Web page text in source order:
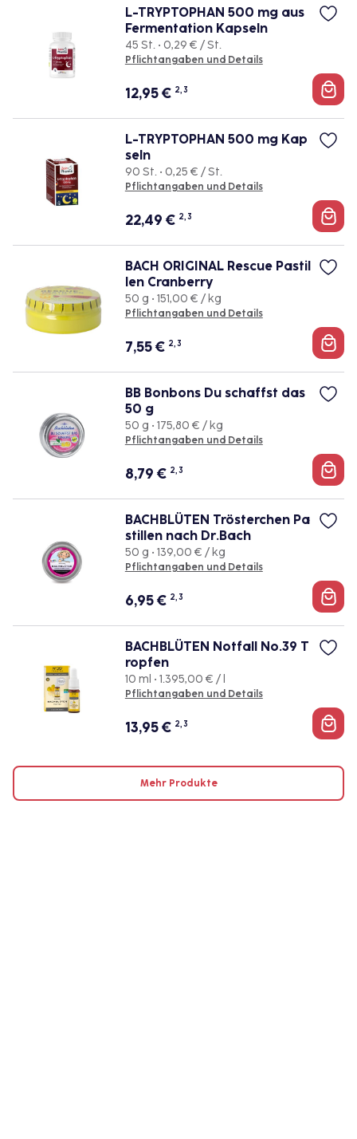
L-TRYPTOPHAN 500 mg aus
Fermentation Kapseln
45 St. • 0,29 € / St.
Pflichtangaben und Details
12,95€ 2, 3
L-TRYPTOPHAN 500 mg Kap
seln
90 St. • 0,25 € / St.
Pflichtangaben und Details
22,49 € 2, 3
BACH ORIGINAL Rescue Pastil
len Cranberry
50 g • 151,00 € / kg
Pflichtangaben und Details
7,55€ 2, 3
BB Bonbons Du schaffst das
50 g
50 g • 175,80 € / kg
Pflichtangaben und Details
8,79 € 2, 3
BACHBLÜTEN Trösterchen Pa
stillen nach Dr.Bach
50 g • 139,00 € / kg
Pflichtangaben und Details
6,95€ 2, 3
BACHBLÜTEN Notfall No.39 T
ropfen
10 ml • 1.395,00 € / l
Pflichtangaben und Details
13,95€ 2, 3
Mehr Produkte